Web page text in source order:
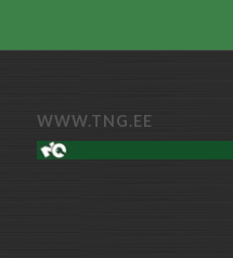
WWW.TNG.EE